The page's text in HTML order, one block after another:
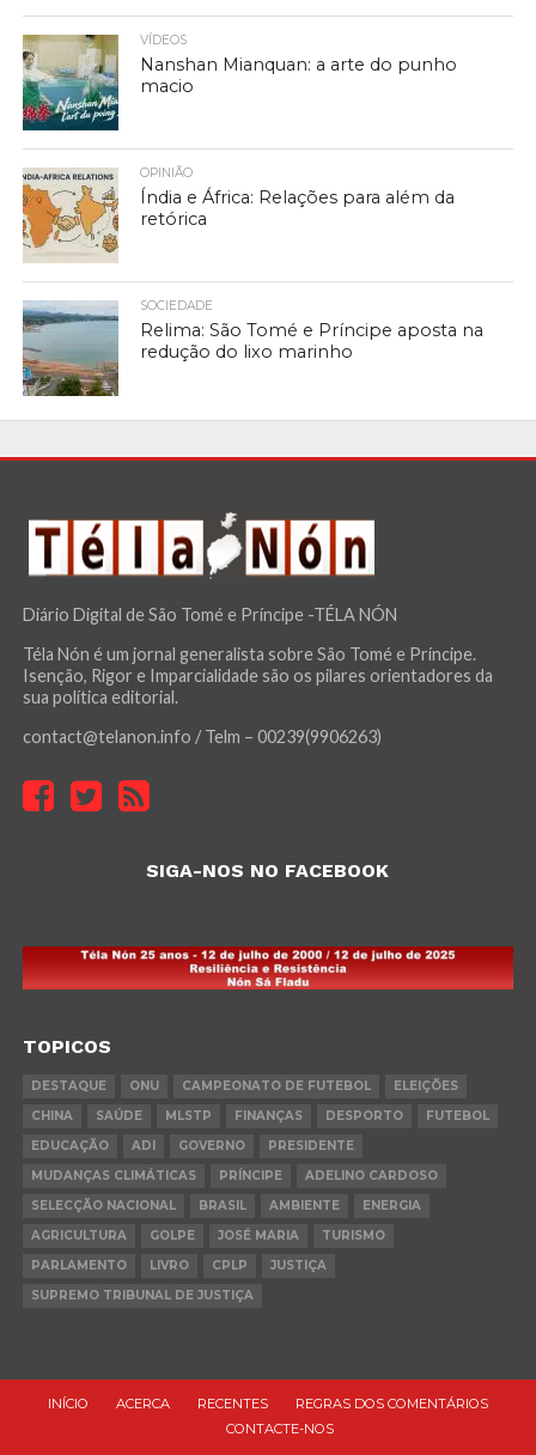
VÍDEOS
Nanshan Mianquan: a arte do punho
macio
OPINIÃO
Índia e África: Relações para além da
retórica
SOCIEDADE
Relima: São Tomé e Príncipe aposta na
redução do lixo marinho
Diário Digital de São Tomé e Príncipe -TÉLA NÓN
Téla Nón é um jornal generalista sobre São Tomé e Príncipe.
Isenção, Rigor e Imparcialidade são os pilares orientadores da
sua política editorial.
contact@telanon.info / Telm – 00239(9906263)
SIGA-NOS NO FACEBOOK
TOPICOS
DESTAQUE ONU CAMPEONATO DE FUTEBOL
ELEIÇÕES
CHINA
SAÚDE MLSTP FINANÇAS DESPORTO
FUTEBOL
EDUCAÇÃO
ADI GOVERNO
PRESIDENTE
MUDANÇAS CLIMÁTICAS
PRÍNCIPE
ADELINO CARDOSO
SELECÇÃO NACIONAL
BRASIL AMBIENTE
ENERGIA
AGRICULTURA
GOLPE JOSÉ MARIA
TURISMO
PARLAMENTO
LIVRO CPLP
JUSTIÇA
SUPREMO TRIBUNAL DE JUSTIÇA
INÍCIO ACERCA RECENTES
REGRAS DOS COMENTÁRIOS
CONTACTE-NOS